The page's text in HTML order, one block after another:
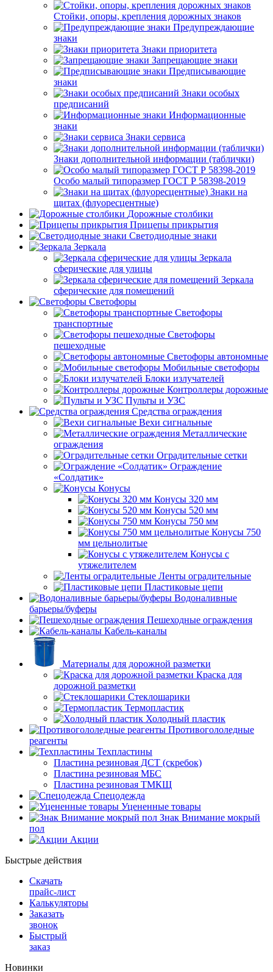
Стойки, опоры, крепления дорожных знаков
Предупреждающие
знаки
Знаки приоритета
Запрещающие знаки
Предписывающие
знаки
Знаки особых
предписаний
Информационные
знаки
Знаки сервиса
Знаки дополнительной информации (таблички)
Особо малый типоразмер ГОСТ Р 58398-2019
Знаки на
щитах (флуоресцентные)
Дорожные столбики
Прицепы прикрытия
Светодиодные знаки
Зеркала
Зеркала
сферические для улицы
Зеркала
сферические для помещений
Светофоры
Светофоры
транспортные
Светофоры
пешеходные
Светофоры автономные
Мобильные светофоры
Блоки излучателей
Контроллеры дорожные
Пульты и УЗС
Средства ограждения
Вехи сигнальные
Металлические
ограждения
Оградительные сетки
Ограждение
«Солдатик»
Конусы
Конусы 320 мм
Конусы 520 мм
Конусы 750 мм
Конусы 750
мм цельнолитые
Конусы с
утяжелителем
Ленты оградительные
Пластиковые цепи
Водоналивные
барьеры/буферы
Пешеходные ограждения
Кабель-каналы
Материалы для дорожной разметки
Краска для
дорожной разметки
Стеклошарики
Термопластик
Холодный пластик
Противогололедные
реагенты
Техпластины
Пластина резиновая ДСТ (скребок)
Пластина резиновая МБС
Пластина резиновая ТМКЩ
Спецодежда
Уцененные товары
Знак Внимание мокрый
пол
Акции
Быстрые действия
Скачать
прайс-лист
Калькуляторы
Заказать
звонок
Быстрый
заказ
Новинки